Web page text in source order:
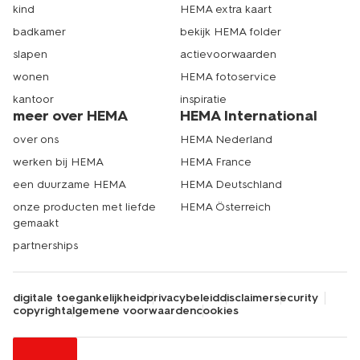
kind
badkamer
slapen
wonen
kantoor
HEMA extra kaart
bekijk HEMA folder
actievoorwaarden
HEMA fotoservice
inspiratie
meer over HEMA
over ons
werken bij HEMA
een duurzame HEMA
onze producten met liefde
gemaakt
partnerships
HEMA International
HEMA Nederland
HEMA France
HEMA Deutschland
HEMA Österreich
digitale toegankelijkheidprivacybeleiddisclaimersecurity
copyrightalgemene voorwaardencookies